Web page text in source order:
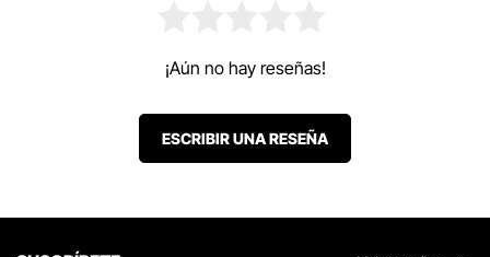
¡Aún no hay reseñas!
ESCRIBIR UNA RESEÑA